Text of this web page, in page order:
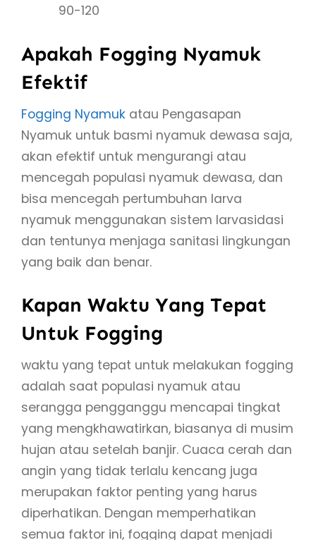
90-120
Apakah Fogging Nyamuk
Efektif
Fogging Nyamuk atau Pengasapan
Nyamuk untuk basmi nyamuk dewasa saja,
akan efektif untuk mengurangi atau
mencegah populasi nyamuk dewasa, dan
bisa mencegah pertumbuhan larva
nyamuk menggunakan sistem larvasidasi
dan tentunya menjaga sanitasi lingkungan
yang baik dan benar.
Kapan Waktu Yang Tepat
Untuk Fogging
waktu yang tepat untuk melakukan fogging
adalah saat populasi nyamuk atau
serangga pengganggu mencapai tingkat
yang mengkhawatirkan, biasanya di musim
hujan atau setelah banjir. Cuaca cerah dan
angin yang tidak terlalu kencang juga
merupakan faktor penting yang harus
diperhatikan. Dengan memperhatikan
semua faktor ini, fogging dapat menjadi